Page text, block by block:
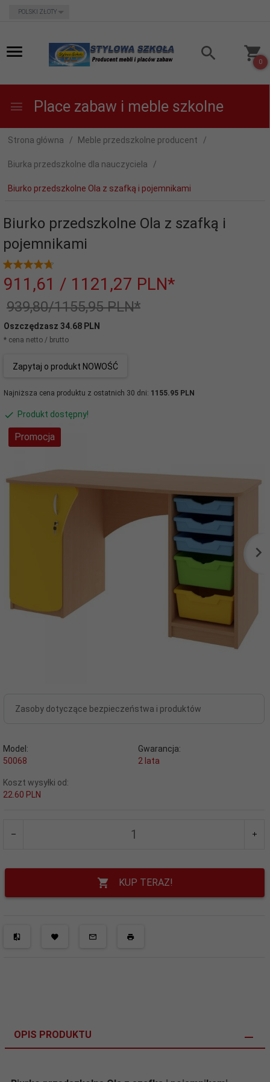
currency_h
POLSKI ZŁOTY
0
Place zabaw i meble szkolne
Strona główna Meble przedszkolne producent
Biurka przedszkolne dla nauczyciela
Biurko przedszkolne Ola z szafką i pojemnikami
Biurko przedszkolne Ola z szafką i
pojemnikami
911,61 / 1121,27 PLN*
939,80/1155,95 PLN*
Oszczędzasz 34.68 PLN
* cena netto / brutto
Zapytaj o produkt NOWOŚĆ
Najniższa cena produktu z ostatnich 30 dni: 1155.95 PLN
Produkt dostępny!
Promocja
Zasoby dotyczące bezpieczeństwa i produktów
Model:
50068
Gwarancja:
2 lata
Koszt wysyłki od:
22.60 PLN
KUP TERAZ!
OPIS PRODUKTU